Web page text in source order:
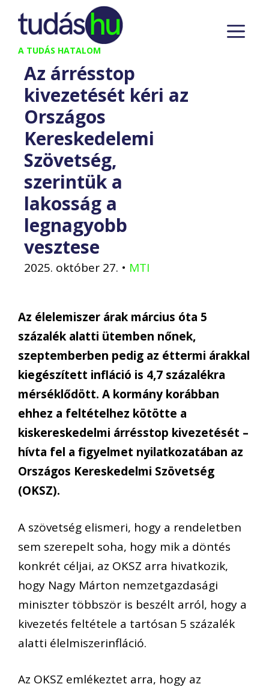
Kilépés
tartalomba
A TUDÁS HATALOM
Az árrésstop
kivezetését kéri az
Országos
Kereskedelemi
Szövetség,
szerintük a
lakosság a
legnagyobb
vesztese
2025. október 27. • MTI
Az élelemiszer árak március óta 5
százalék alatti ütemben nőnek,
szeptemberben pedig az éttermi árakkal
kiegészített infláció is 4,7 százalékra
mérséklődött. A kormány korábban
ehhez a feltételhez kötötte a
kiskereskedelmi árrésstop kivezetését –
hívta fel a figyelmet nyilatkozatában az
Országos Kereskedelmi Szövetség
(OKSZ).
A szövetség elismeri, hogy a rendeletben
sem szerepelt soha, hogy mik a döntés
konkrét céljai, az OKSZ arra hivatkozik,
hogy Nagy Márton nemzetgazdasági
miniszter többször is beszélt arról, hogy a
kivezetés feltétele a tartósan 5 százalék
alatti élelmiszerinfláció.
Az OKSZ emlékeztet arra, hogy az